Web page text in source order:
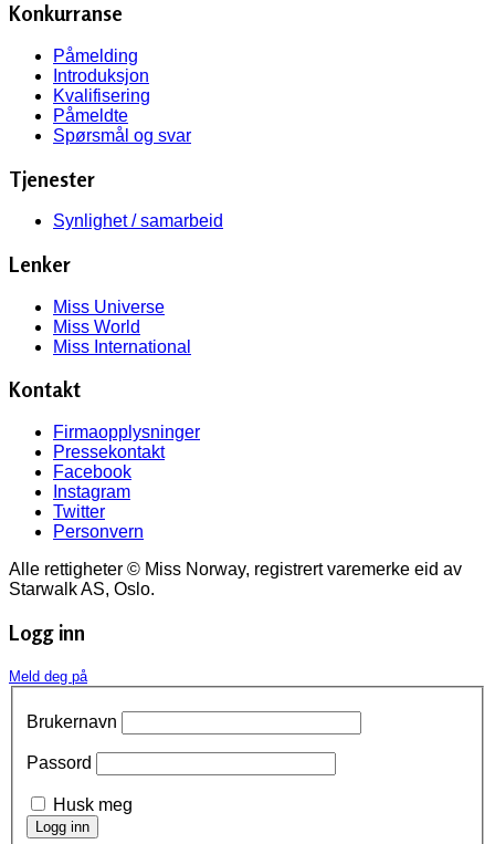
Konkurranse
Påmelding
Introduksjon
Kvalifisering
Påmeldte
Spørsmål og svar
Tjenester
Synlighet / samarbeid
Lenker
Miss Universe
Miss World
Miss International
Kontakt
Firmaopplysninger
Pressekontakt
Facebook
Instagram
Twitter
Personvern
Alle rettigheter © Miss Norway, registrert varemerke eid av
Starwalk AS, Oslo.
Logg inn
Meld deg på
Brukernavn
Passord
Husk meg